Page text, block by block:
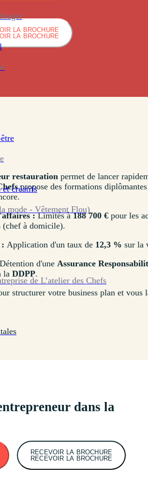
et créatifs
mode - Vêtement Flou)
de L’atelier des Chefs
LA BROCHURE
LA BROCHURE
restauration permet de lancer
propose des formations
:Limités à188 700 € pour les
(chef à domicile).
: Application d'un taux de 12,3 % sur la
Détention d'une Assurance
la DDPP.
structurer votre business plan et vous
dans la
RECEVOIR LA BROCHURE
RECEVOIR LA BROCHURE